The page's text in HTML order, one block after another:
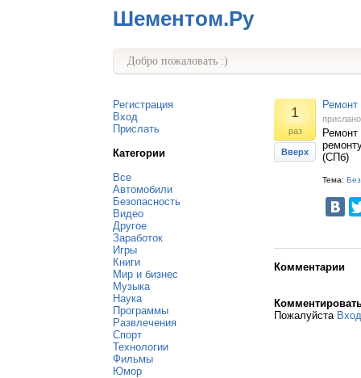
Шементом.Ру
Добро пожаловать :)
Регистрация
Вход
Прислать
Категории
Все
Автомобили
Безопасность
Видео
Другое
Заработок
Игры
Книги
Мир и бизнес
Музыка
Наука
Программы
Развлечения
Спорт
Технологии
Фильмы
Юмор
1
раз
Вверх
(СПб)
Тема:
Комментарии
Пожалуйста Вход